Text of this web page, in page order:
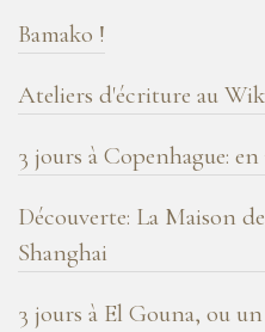
Bamako !
Ateliers d'écriture au
3 jours à Copenhague:
Découverte: La Maison
Shanghai
3 jours à El Gouna, ou